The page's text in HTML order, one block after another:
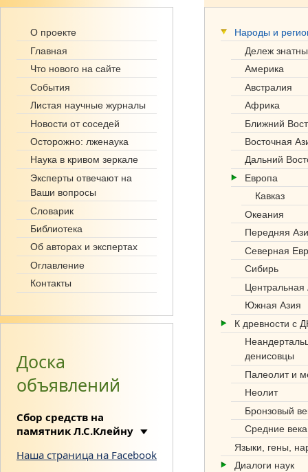
О проекте
Главная
Что нового на сайте
События
Листая научные журналы
Новости от соседей
Осторожно: лженаука
Наука в кривом зеркале
Эксперты отвечают на
Ваши вопросы
Словарик
Библиотека
Об авторах и экспертах
Оглавление
Контакты
Доска
объявлений
Сбор средств на
памятник Л.С.Клейну
Наша страница на Facebook
Народы и
Дележ
Америка
Австралия
Африка
Ближний
Восточная
Дальний
Европа
Кавказ
Океания
Передняя
Северная
Сибирь
Центральная
Южная Азия
К древности с
денисовцы
Палеолит и
Неолит
Бронзовый
Средние века
Языки, гены,
Диалоги наук